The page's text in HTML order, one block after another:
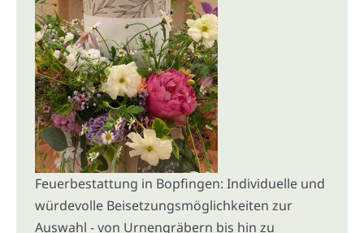
Feuerbestattung in Bopfingen: Individuelle und
würdevolle Beisetzungsmöglichkeiten zur
Auswahl - von Urnengräbern bis hin zu